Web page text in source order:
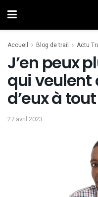
Accueil Blog de trail Actu
J’en peux
qui veulent
d’eux à
27 avril 2023